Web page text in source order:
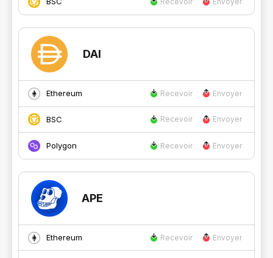
DAI
Ethereum Recevoir Envoyer
BSC Recevoir Envoyer
Polygon Recevoir Envoyer
APE
Ethereum Recevoir Envoyer